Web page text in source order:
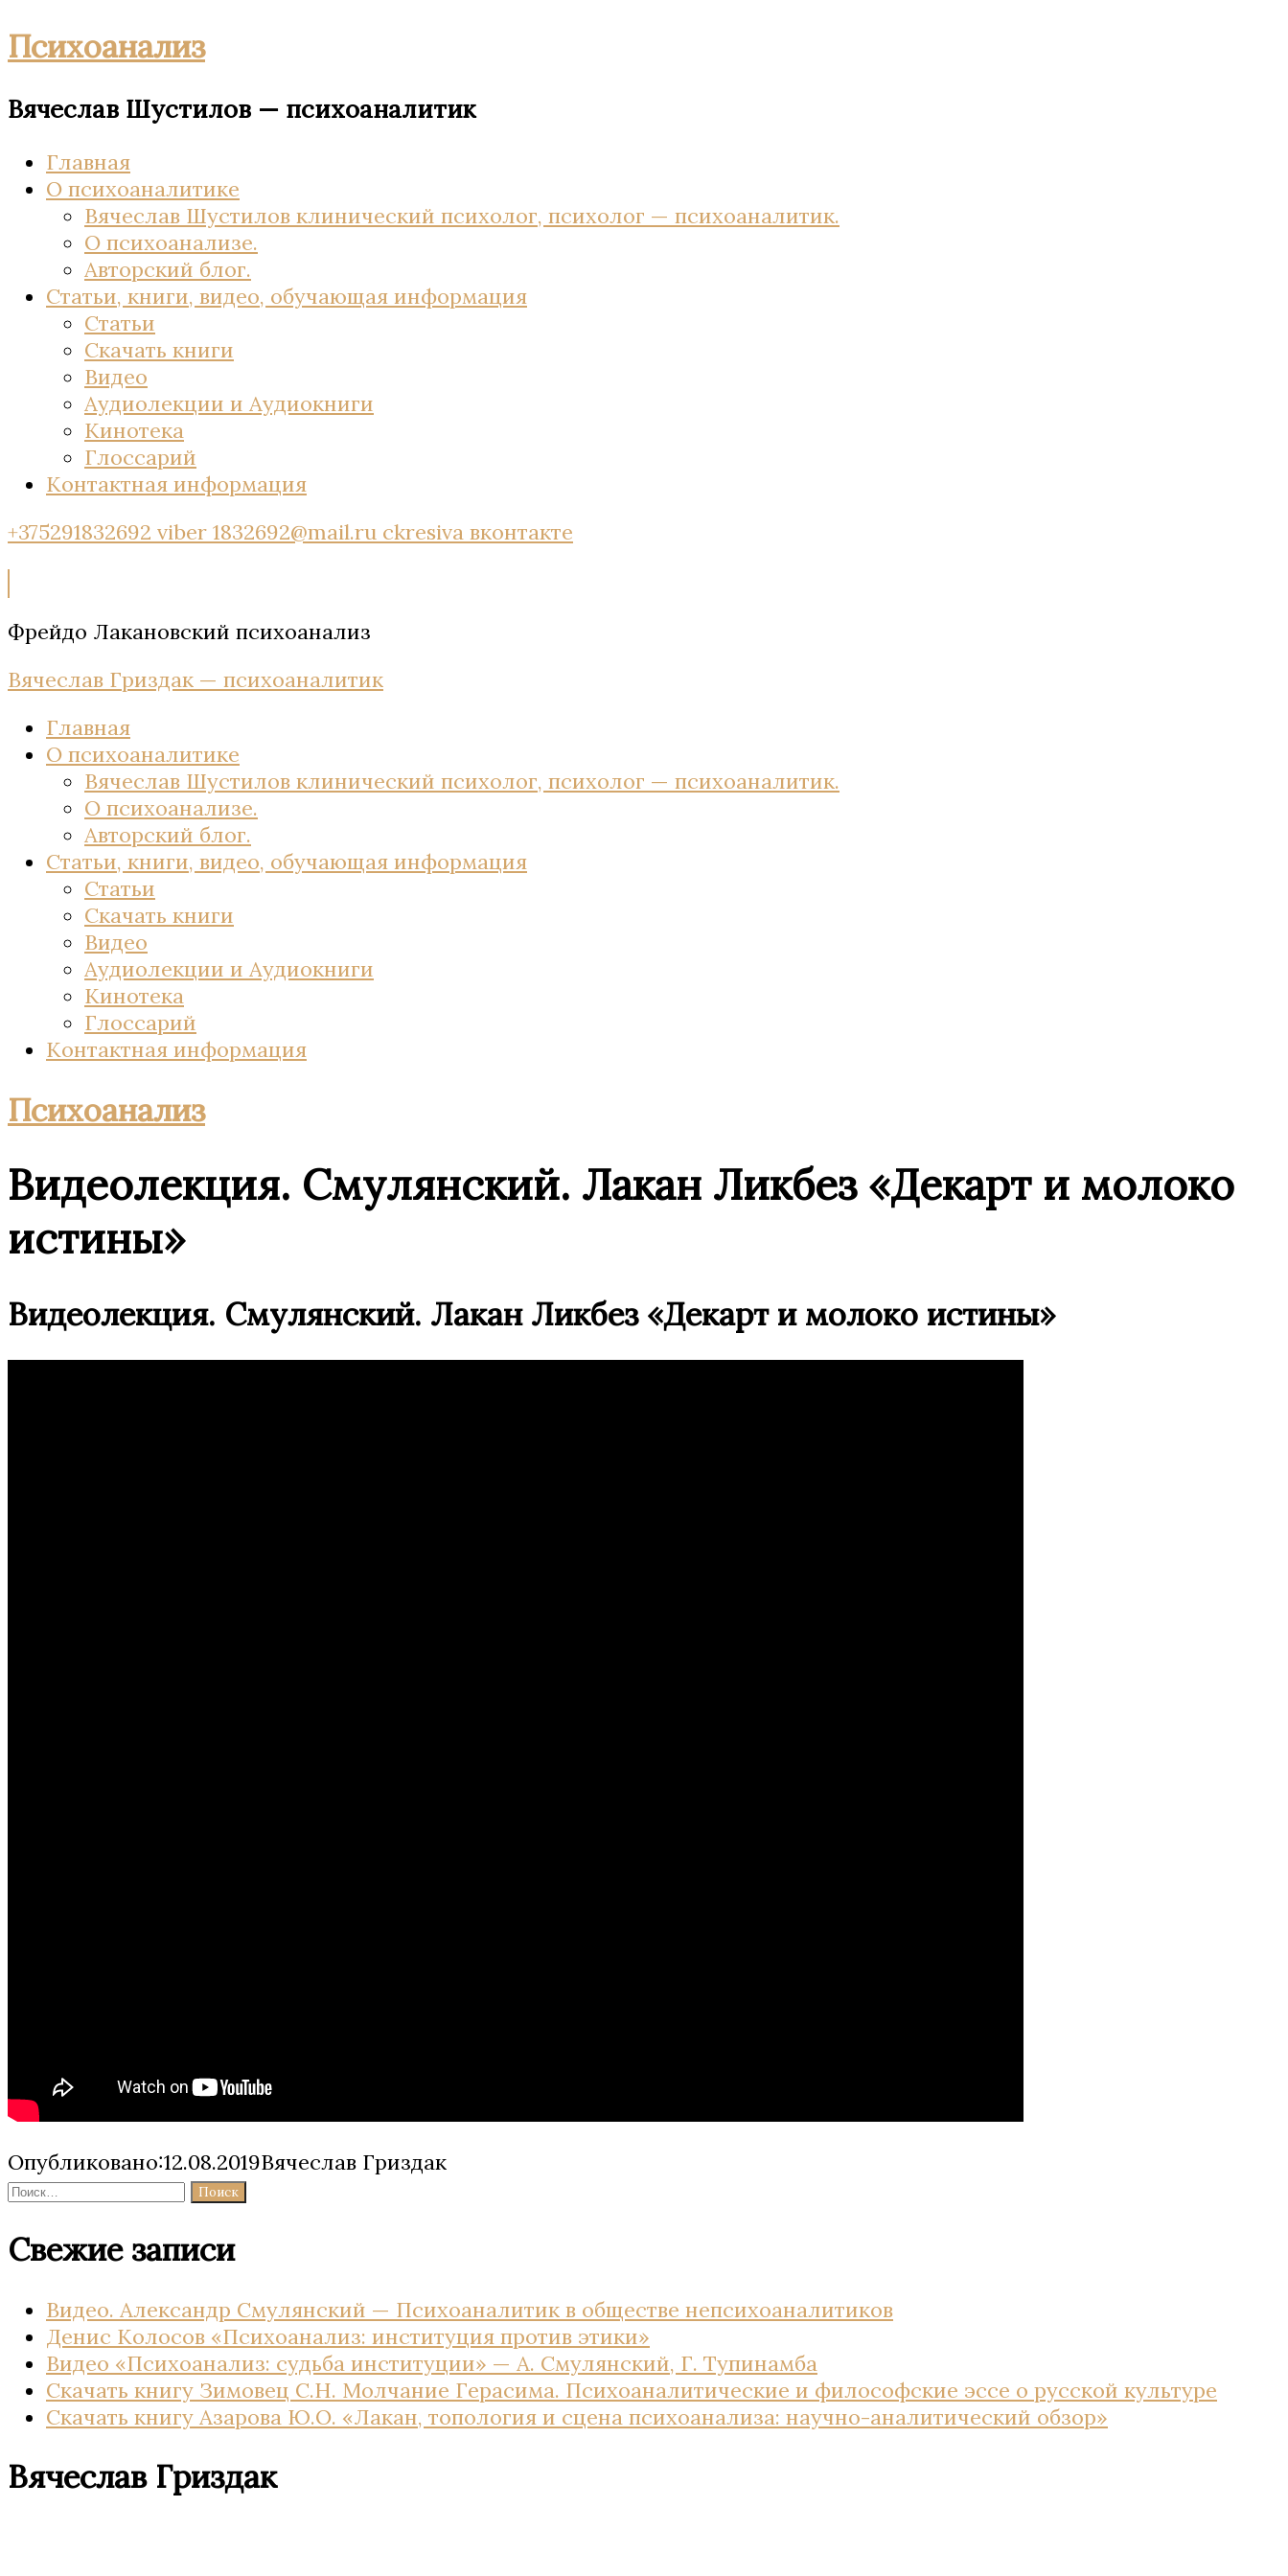
Психоанализ
Вячеслав Шустилов — психоаналитик
Главная
О психоаналитике
Вячеслав Шустилов клинический психолог, психолог — психоаналитик.
О психоанализе.
Авторский блог.
Статьи, книги, видео, обучающая информация
Статьи
Скачать книги
Видео
Аудиолекции и Аудиокниги
Кинотека
Глоссарий
Контактная информация
+375291832692 viber 1832692@mail.ru ckresiva вконтакте
Фрейдо Лакановский психоанализ
Вячеслав Гриздак — психоаналитик
Главная
О психоаналитике
Вячеслав Шустилов клинический психолог, психолог — психоаналитик.
О психоанализе.
Авторский блог.
Статьи, книги, видео, обучающая информация
Статьи
Скачать книги
Видео
Аудиолекции и Аудиокниги
Кинотека
Глоссарий
Контактная информация
Психоанализ
Видеолекция. Смулянский. Лакан Ликбез «Декарт и молоко
истины»
Видеолекция. Смулянский. Лакан Ликбез «Декарт и молоко истины»
Опубликовано:12.08.2019Вячеслав Гриздак
Найти:
Свежие записи
Видео. Александр Смулянский — Психоаналитик в обществе непсихоаналитиков
Денис Колосов «Психоанализ: институция против этики»
Видео «Психоанализ: судьба институции» — А. Смулянский, Г. Тупинамба
Скачать книгу Зимовец С.Н. Молчание Герасима. Психоаналитические и философские эссе о русской культуре
Скачать книгу Азарова Ю.О. «Лакан, топология и сцена психоанализа: научно-аналитический обзор»
Вячеслав Гриздак